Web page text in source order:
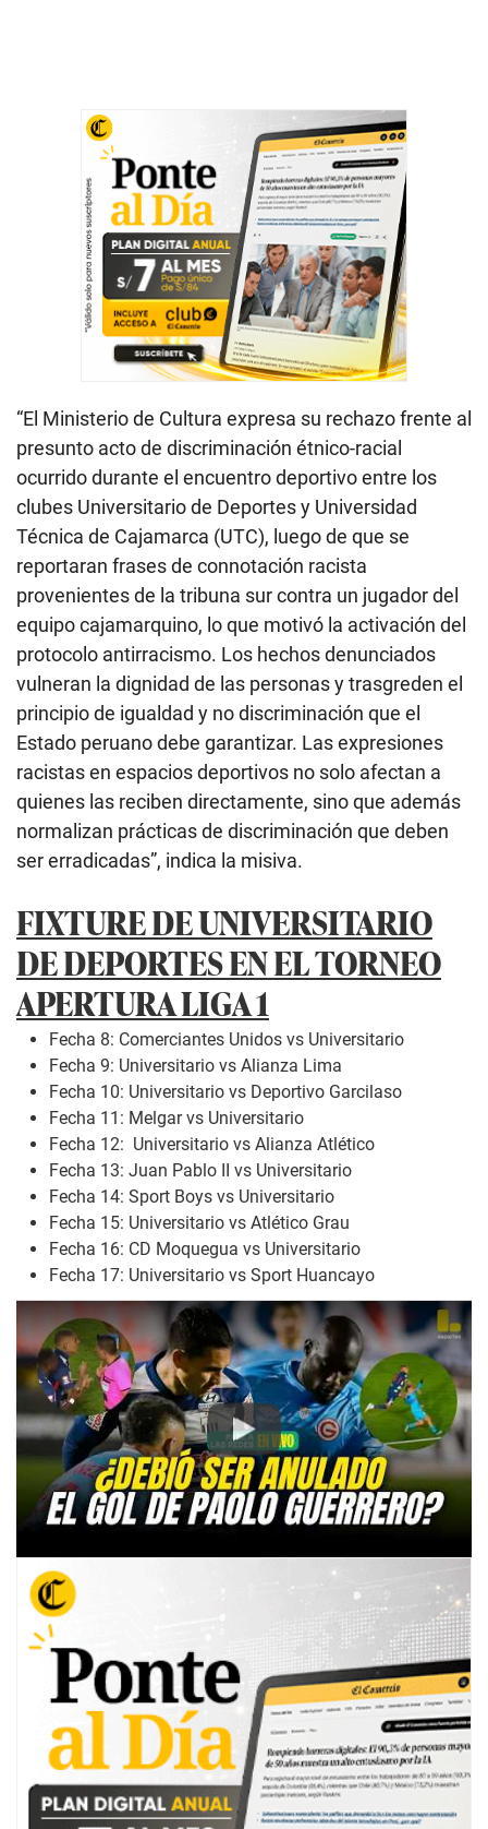
“El Ministerio de Cultura expresa su rechazo frente al
presunto acto de discriminación étnico-racial
ocurrido durante el encuentro deportivo entre los
clubes Universitario de Deportes y Universidad
Técnica de Cajamarca (UTC), luego de que se
reportaran frases de connotación racista
provenientes de la tribuna sur contra un jugador del
equipo cajamarquino, lo que motivó la activación del
protocolo antirracismo. Los hechos denunciados
vulneran la dignidad de las personas y trasgreden el
principio de igualdad y no discriminación que el
Estado peruano debe garantizar. Las expresiones
racistas en espacios deportivos no solo afectan a
quienes las reciben directamente, sino que además
normalizan prácticas de discriminación que deben
ser erradicadas”, indica la misiva.
FIXTURE DE UNIVERSITARIO
DE DEPORTES EN EL TORNEO
APERTURA LIGA 1
Fecha 8: Comerciantes Unidos vs Universitario
Fecha 9: Universitario vs Alianza Lima
Fecha 10: Universitario vs Deportivo Garcilaso
Fecha 11: Melgar vs Universitario
Fecha 12: Universitario vs Alianza Atlético
Fecha 13: Juan Pablo II vs Universitario
Fecha 14: Sport Boys vs Universitario
Fecha 15: Universitario vs Atlético Grau
Fecha 16: CD Moquegua vs Universitario
Fecha 17: Universitario vs Sport Huancayo
Play